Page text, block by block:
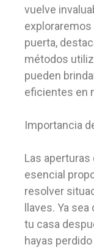
vuelve
exploraremos
puerta,
métodos
pueden
eficientes en
Importancia
Las
esencial
resolver
llaves. Ya
tu casa
hayas